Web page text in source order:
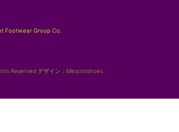
Footwear Group Co.
Reserved.デザイン：Mescotshoes